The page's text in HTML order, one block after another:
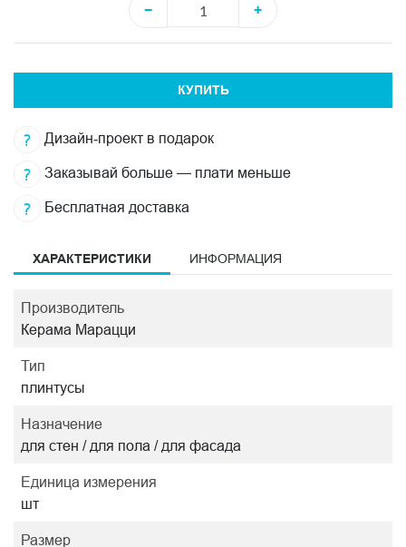
−
+
КУПИТЬ
Дизайн-проект в подарок
Заказывай больше — плати меньше
Бесплатная доставка
ХАРАКТЕРИСТИКИ ИНФОРМАЦИЯ
Производитель
Керама Марацци
Тип
плинтусы
Назначение
для стен / для пола / для фасада
Единица измерения
шт
Размер